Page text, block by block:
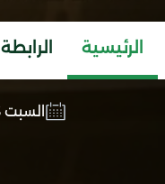
الرئيسية الرابطة
السبت 13 ديسمبر 2025